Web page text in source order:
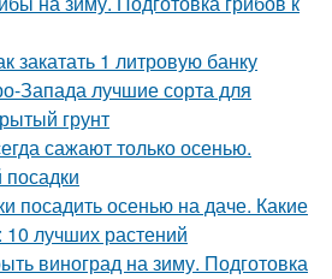
закатать 1 литровую банку
Запада лучшие сорта для
грунт
сажают только осенью.
посадить осенью на даче. Какие
лучших растений
виноград на зиму. Подготовка